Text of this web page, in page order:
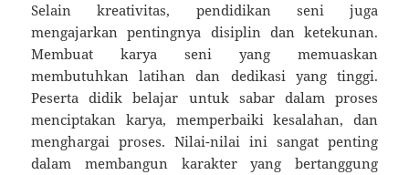
Selain kreativitas, pendidikan seni juga
mengajarkan pentingnya disiplin dan ketekunan.
Membuat karya seni yang memuaskan
membutuhkan latihan dan dedikasi yang tinggi.
Peserta didik belajar untuk sabar dalam proses
menciptakan karya, memperbaiki kesalahan, dan
menghargai proses. Nilai-nilai ini sangat penting
dalam membangun karakter yang bertanggung